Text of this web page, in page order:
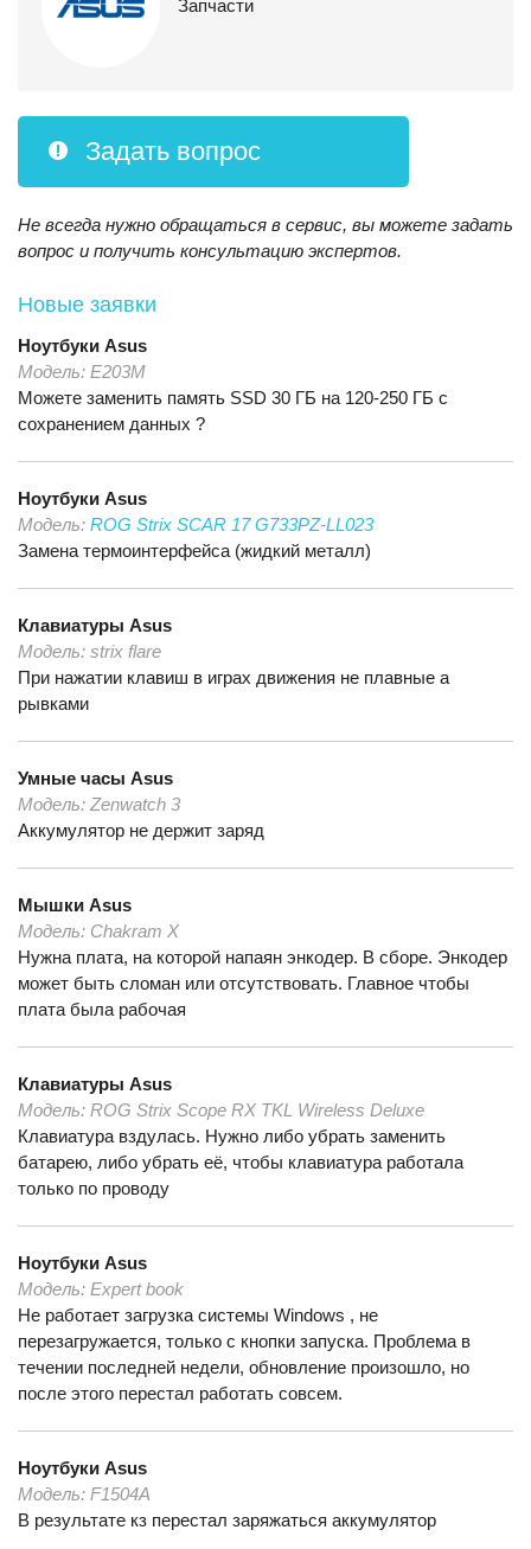
Запчасти
Задать вопрос
Не всегда нужно обращаться в сервис, вы можете задать
вопрос и получить консультацию экспертов.
Новые заявки
Ноутбуки Asus
Модель: Е203М
Можете заменить память SSD 30 ГБ на 120-250 ГБ с
сохранением данных ?
Ноутбуки Asus
Модель: ROG Strix SCAR 17 G733PZ-LL023
Замена термоинтерфейса (жидкий металл)
Клавиатуры Asus
Модель: strix flare
При нажатии клавиш в играх движения не плавные а
рывками
Умные часы Asus
Модель: Zenwatch 3
Аккумулятор не держит заряд
Мышки Asus
Модель: Chakram X
Нужна плата, на которой напаян энкодер. В сборе. Энкодер
может быть сломан или отсутствовать. Главное чтобы
плата была рабочая
Клавиатуры Asus
Модель: ROG Strix Scope RX TKL Wireless Deluxe
Клавиатура вздулась. Нужно либо убрать заменить
батарею, либо убрать её, чтобы клавиатура работала
только по проводу
Ноутбуки Asus
Модель: Expert book
Не работает загрузка системы Windows , не
перезагружается, только с кнопки запуска. Проблема в
течении последней недели, обновление произошло, но
после этого перестал работать совсем.
Ноутбуки Asus
Модель: F1504A
В результате кз перестал заряжаться аккумулятор